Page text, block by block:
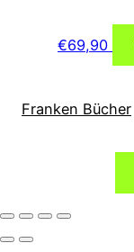
€69,90
Franken Bücher